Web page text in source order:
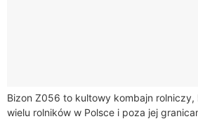
Bizon Z056 to kultowy kombajn rolniczy,
wielu rolników w Polsce i poza jej